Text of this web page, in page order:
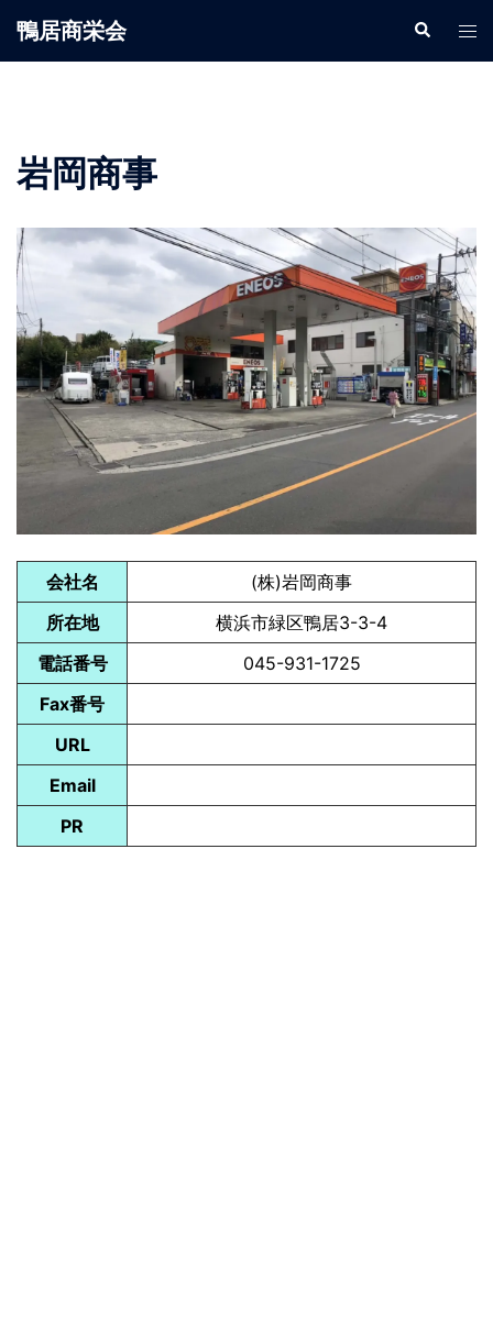
鴨居商栄会
岩岡商事
会社名
(株)岩岡商事
所在地
横浜市緑区鴨居3-3-4
電話番号
045-931-1725
Fax番号
URL
Email
PR